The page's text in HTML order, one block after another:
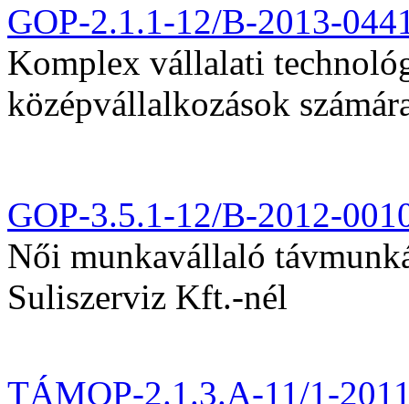
GOP-2.1.1-12/B-2013-
Komplex vállalati
középvállalkozások
GOP-3.5.1-12/B-2012-
Női munkavállaló
Suliszerviz Kft.-nél
TÁMOP-2.1.3.A-11/1-